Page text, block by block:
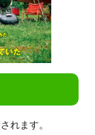
れます。